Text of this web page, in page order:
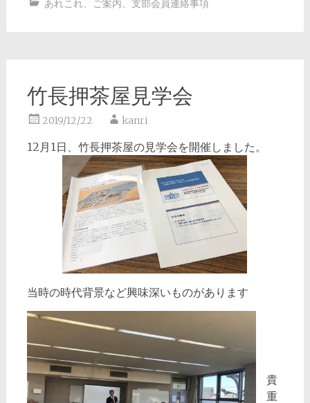
あれこれ、 ご案内、 支部会員連絡事項
竹長押茶屋見学会
2019/12/22 kanri
12月1日、竹長押茶屋の見学会を開催しました。
当時の時代背景など興味深いものがあります
貴
重